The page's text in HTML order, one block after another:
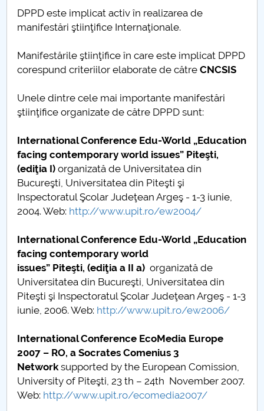
Nr. de telefon si adrese Facultăți
Admitere
Senat
Facultăți
Studenți
Ghiduri pentru STUDENȚI
Relații Internaționale
PNRR
Proiect PRIM STUD
Proiect SU-ETIC
Protecția datelor personale
UNIVERSITATE pentru comunitate
DPPD este implicat activ în realizarea de
manifestări ştiinţifice Internaţionale.
Manifestările ştiinţifice în care este implicat DPPD
corespund criteriilor elaborate de cătreCNCSIS
Unele dintre cele mai importante manifestări
ştiinţifice organizate de către DPPD sunt:
International Conference Edu-World „Education
facing contemporary world issues” Piteşti,
(ediţia I) organizată de Universitatea din
Bucureşti, Universitatea din Piteşti şi
Inspectoratul Şcolar Judeţean Argeş - 1-3 iunie,
2004. Web: http://www.upit.ro/ew2004/
International Conference Edu-World „Education
facing contemporary world
issues” Piteşti, (ediţia a II a) organizată de
Universitatea din Bucureşti, Universitatea din
Piteşti şi Inspectoratul Şcolar Judeţean Argeş - 1-3
iunie, 2006. Web: http://www.upit.ro/ew2006/
International Conference EcoMedia Europe
2007 – RO, a Socrates Comenius 3
Networksupported by the European Comission,
University of Piteşti, 23 th – 24th November 2007.
Web: http://www.upit.ro/ecomedia2007/